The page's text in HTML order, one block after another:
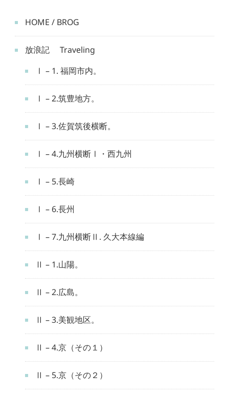
HOME / BROG
放浪記 Traveling
Ⅰ – 1. 福岡市内。
Ⅰ – 2.筑豊地方。
Ⅰ – 3.佐賀筑後横断。
Ⅰ – 4.九州横断Ⅰ・西九州
Ⅰ – 5.長崎
Ⅰ – 6.長州
Ⅰ – 7.九州横断Ⅱ. 久大本線編
Ⅱ – 1.山陽。
Ⅱ – 2.広島。
Ⅱ – 3.美観地区。
Ⅱ – 4.京（その１）
Ⅱ – 5.京（その２）